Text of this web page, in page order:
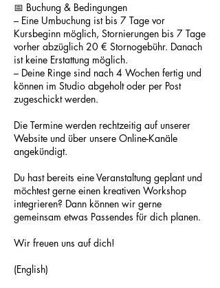
📅 Buchung & Bedingungen
– Eine Umbuchung ist bis 7 Tage vor
Kursbeginn möglich, Stornierungen bis 7 Tage
vorher abzüglich 20 € Stornogebühr. Danach
ist keine Erstattung möglich.
– Deine Ringe sind nach 4 Wochen fertig und
können im Studio abgeholt oder per Post
zugeschickt werden.
Die Termine werden rechtzeitig auf unserer
Website und über unsere Online-Kanäle
angekündigt.
Du hast bereits eine Veranstaltung geplant und
möchtest gerne einen kreativen Workshop
integrieren? Dann können wir gerne
gemeinsam etwas Passendes für dich planen.
Wir freuen uns auf dich!
(English)